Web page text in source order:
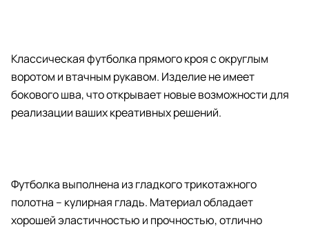
Классическая футболка прямого кроя с округлым
воротом и втачным рукавом. Изделие не имеет
бокового шва, что открывает новые возможности для
реализации ваших креативных решений.
Футболка выполнена из гладкого трикотажного
полотна – кулирная гладь. Материал обладает
хорошей эластичностью и прочностью, отлично